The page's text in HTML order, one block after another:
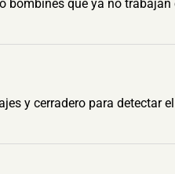
bombines que ya no
y cerradero para detectar